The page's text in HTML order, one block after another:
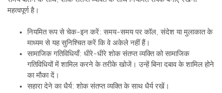
लचीला होना महत्वपूर्ण है। उदाहरण के लिए:
उतार-चढ़ाव को स्वीकार करें: कुछ दिनों में शोक संतप्त व्यक्ति ठीक महसूस
कर सकता है, जबकि अन्य दिनों में कठिनाई हो सकती है।
समर्थन के प्रकार को समायोजित करें: जरूरत के अनुसार भावनात्मक,
व्यावहारिक और सामाजिक समर्थन के बीच अपनी भूमिका बदलें।
निर्णय के बिना उपस्थित रहें: उनके अनुभवों के बारे में कोई धारणाएँ बनाए
बिना उनकी यात्रा में उनके साथ रहें।